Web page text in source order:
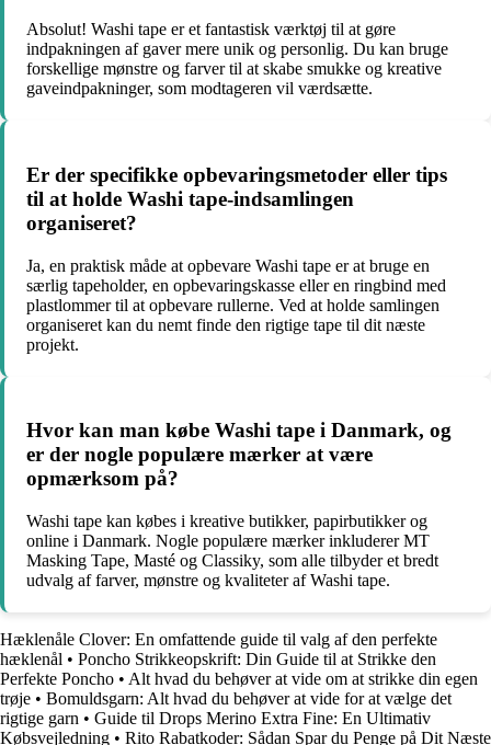
Absolut! Washi tape er et fantastisk værktøj til at gøre
indpakningen af gaver mere unik og personlig. Du kan bruge
forskellige mønstre og farver til at skabe smukke og kreative
gaveindpakninger, som modtageren vil værdsætte.
Er der specifikke opbevaringsmetoder eller tips
til at holde Washi tape-indsamlingen
organiseret?
Ja, en praktisk måde at opbevare Washi tape er at bruge en
særlig tapeholder, en opbevaringskasse eller en ringbind med
plastlommer til at opbevare rullerne. Ved at holde samlingen
organiseret kan du nemt finde den rigtige tape til dit næste
projekt.
Hvor kan man købe Washi tape i Danmark, og
er der nogle populære mærker at være
opmærksom på?
Washi tape kan købes i kreative butikker, papirbutikker og
online i Danmark. Nogle populære mærker inkluderer MT
Masking Tape, Masté og Classiky, som alle tilbyder et bredt
udvalg af farver, mønstre og kvaliteter af Washi tape.
Hæklenåle Clover: En omfattende guide til valg af den perfekte
hæklenål • Poncho Strikkeopskrift: Din Guide til at Strikke den
Perfekte Poncho • Alt hvad du behøver at vide om at strikke din egen
trøje • Bomuldsgarn: Alt hvad du behøver at vide for at vælge det
rigtige garn • Guide til Drops Merino Extra Fine: En Ultimativ
Købsvejledning • Rito Rabatkoder: Sådan Spar du Penge på Dit Næste